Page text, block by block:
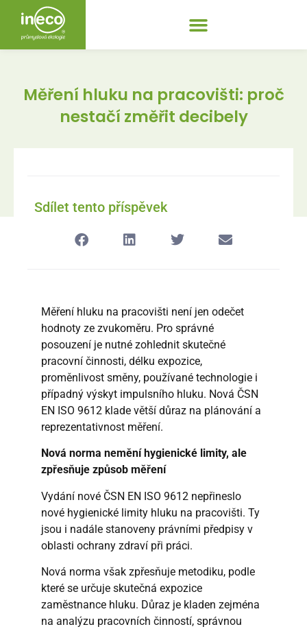
Měření hluku na pracovišti: proč
nestačí změřit decibely
Sdílet tento příspěvek
Měření hluku na pracovišti není jen odečet
hodnoty ze zvukoměru. Pro správné
posouzení je nutné zohlednit skutečné
pracovní činnosti, délku expozice,
proměnlivost směny, používané technologie i
případný výskyt impulsního hluku. Nová ČSN
EN ISO 9612 klade větší důraz na plánování a
reprezentativnost měření.
Nová norma nemění hygienické limity, ale
zpřesňuje způsob měření
Vydání nové ČSN EN ISO 9612 nepřineslo
nové hygienické limity hluku na pracovišti. Ty
jsou i nadále stanoveny právními předpisy v
oblasti ochrany zdraví při práci.
Nová norma však zpřesňuje metodiku, podle
které se určuje skutečná expozice
zaměstnance hluku. Důraz je kladen zejména
na analýzu pracovních činností, správnou